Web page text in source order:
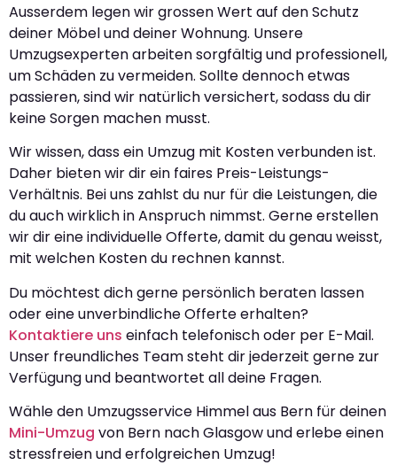
Ausserdem legen wir grossen Wert auf den Schutz
deiner Möbel und deiner Wohnung. Unsere
Umzugsexperten arbeiten sorgfältig und professionell,
um Schäden zu vermeiden. Sollte dennoch etwas
passieren, sind wir natürlich versichert, sodass du dir
keine Sorgen machen musst.
Wir wissen, dass ein Umzug mit Kosten verbunden ist.
Daher bieten wir dir ein faires Preis-Leistungs-
Verhältnis. Bei uns zahlst du nur für die Leistungen, die
du auch wirklich in Anspruch nimmst. Gerne erstellen
wir dir eine individuelle Offerte, damit du genau weisst,
mit welchen Kosten du rechnen kannst.
Du möchtest dich gerne persönlich beraten lassen
oder eine unverbindliche Offerte erhalten?
Kontaktiere uns einfach telefonisch oder per E-Mail.
Unser freundliches Team steht dir jederzeit gerne zur
Verfügung und beantwortet all deine Fragen.
Wähle den Umzugsservice Himmel aus Bern für deinen
Mini-Umzug von Bern nach Glasgow und erlebe einen
stressfreien und erfolgreichen Umzug!